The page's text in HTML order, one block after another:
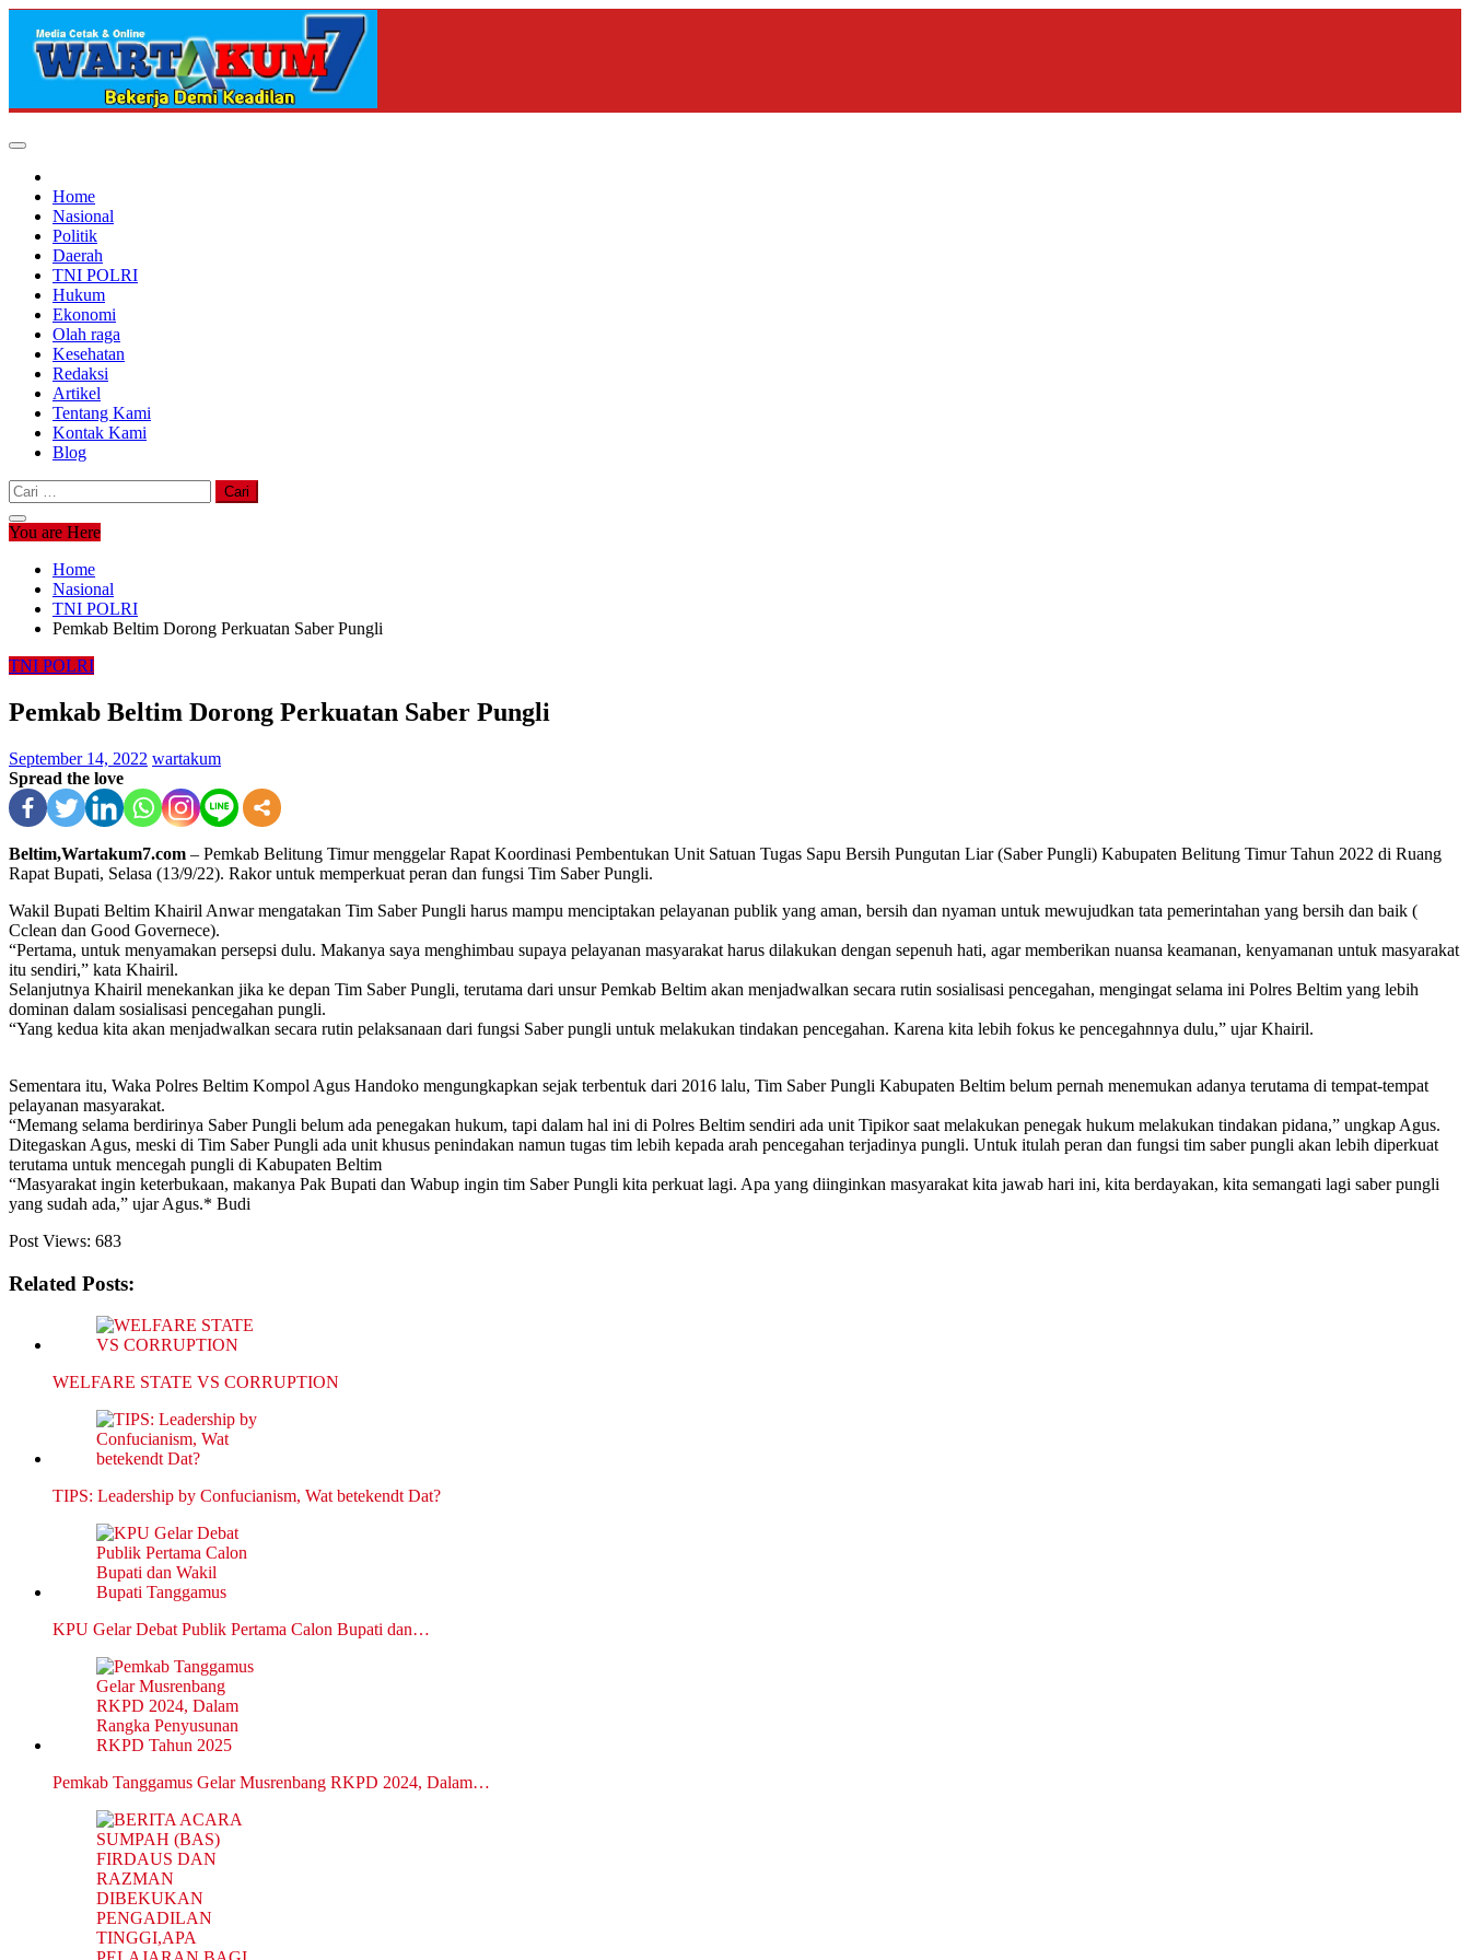
content
Home
Nasional
Politik
Daerah
TNI POLRI
Hukum
Ekonomi
Olah raga
Kesehatan
Redaksi
Artikel
Tentang Kami
Kontak Kami
Blog
Cari
untuk:
You are Here
Home
Nasional
TNI POLRI
Pemkab Beltim Dorong Perkuatan Saber Pungli
TNI POLRI
Pemkab Beltim Dorong Perkuatan Saber Pungli
September 14, 2022 wartakum
Spread the love
Beltim,Wartakum7.com – Pemkab Belitung Timur menggelar Rapat Koordinasi Pembentukan Unit Satuan Tugas Sapu Bersih Pungutan Liar (Saber Pungli) Kabupaten Belitung Timur Tahun 2022 di Ruang
Rapat Bupati, Selasa (13/9/22). Rakor untuk memperkuat peran dan fungsi Tim Saber Pungli.
Wakil Bupati Beltim Khairil Anwar mengatakan Tim Saber Pungli harus mampu menciptakan pelayanan publik yang aman, bersih dan nyaman untuk mewujudkan tata pemerintahan yang bersih dan baik (
Cclean dan Good Governece).
“Pertama, untuk menyamakan persepsi dulu. Makanya saya menghimbau supaya pelayanan masyarakat harus dilakukan dengan sepenuh hati, agar memberikan nuansa keamanan, kenyamanan untuk masyarakat
itu sendiri,” kata Khairil.
Selanjutnya Khairil menekankan jika ke depan Tim Saber Pungli, terutama dari unsur Pemkab Beltim akan menjadwalkan secara rutin sosialisasi pencegahan, mengingat selama ini Polres Beltim yang lebih
dominan dalam sosialisasi pencegahan pungli.
“Yang kedua kita akan menjadwalkan secara rutin pelaksanaan dari fungsi Saber pungli untuk melakukan tindakan pencegahan. Karena kita lebih fokus ke pencegahnnya dulu,” ujar Khairil.
Sementara itu, Waka Polres Beltim Kompol Agus Handoko mengungkapkan sejak terbentuk dari 2016 lalu, Tim Saber Pungli Kabupaten Beltim belum pernah menemukan adanya terutama di tempat-tempat
pelayanan masyarakat.
“Memang selama berdirinya Saber Pungli belum ada penegakan hukum, tapi dalam hal ini di Polres Beltim sendiri ada unit Tipikor saat melakukan penegak hukum melakukan tindakan pidana,” ungkap Agus.
Ditegaskan Agus, meski di Tim Saber Pungli ada unit khusus penindakan namun tugas tim lebih kepada arah pencegahan terjadinya pungli. Untuk itulah peran dan fungsi tim saber pungli akan lebih diperkuat
terutama untuk mencegah pungli di Kabupaten Beltim
“Masyarakat ingin keterbukaan, makanya Pak Bupati dan Wabup ingin tim Saber Pungli kita perkuat lagi. Apa yang diinginkan masyarakat kita jawab hari ini, kita berdayakan, kita semangati lagi saber pungli
yang sudah ada,” ujar Agus.* Budi
Post Views: 683
Related Posts:
WELFARE STATE VS CORRUPTION
TIPS: Leadership by Confucianism, Wat betekendt Dat?
KPU Gelar Debat Publik Pertama Calon Bupati dan…
Pemkab Tanggamus Gelar Musrenbang RKPD 2024, Dalam…